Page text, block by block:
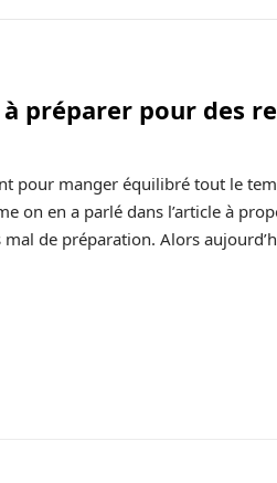
préparer pour des
pour manger équilibré tout le
on en a parlé dans l’article à
de préparation. Alors